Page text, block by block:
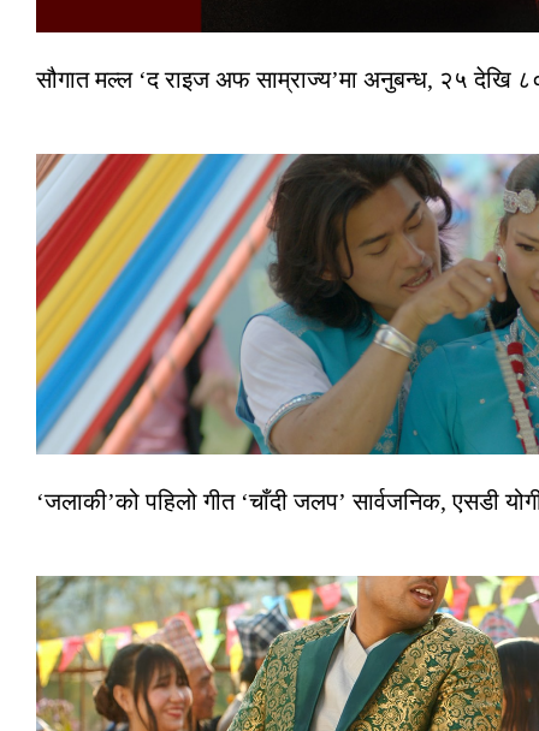
सौगात मल्ल ‘द राइज अफ साम्राज्य’मा अनुबन्ध, २५ देखि
‘जलाकी’को पहिलो गीत ‘चाँदी जलप’ सार्वजनिक, एसडी